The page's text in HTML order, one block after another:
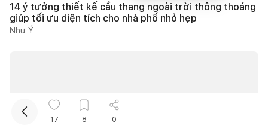
14 ý tưởng thiết kế cầu thang ngoài trời thông thoáng
giúp tối ưu diện tích cho nhà phố nhỏ hẹp
Như Ý
17 8 0
Mua sắm hoàn thiện nhà